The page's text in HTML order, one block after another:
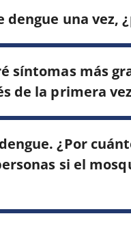
dengue una vez,
síntomas más
de la primera
¿Por
si el